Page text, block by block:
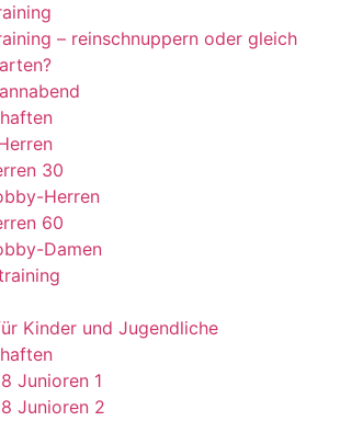
– reinschnuppern oder gleich
30
Herren
60
Damen
Kinder und Jugendliche
Junioren 1
Junioren 2